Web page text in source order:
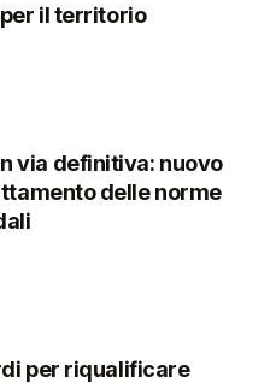
il territorio
via definitiva: nuovo
delle norme
per riqualificare